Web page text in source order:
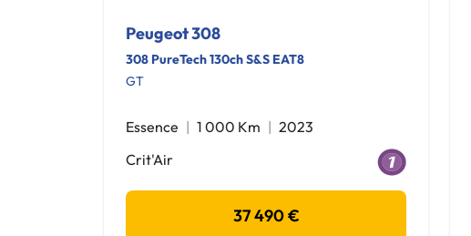
Peugeot 308
308 PureTech 130ch S&S EAT8
GT
Essence 1 000 Km
2023
Crit'Air
37 490 €